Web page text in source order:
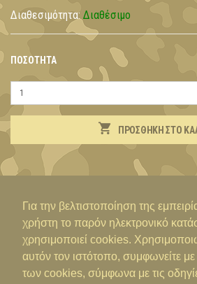
Για την βελτιστοποίηση της
χρήστη το παρόν ηλεκτρονικό
χρησιμοποιεί cookies.
αυτόν τον ιστότοπο, συμφωνείτε
των cookies, σύμφωνα με τις
Διαθεσιμότητα: Διαθέσιμο
ΠΟΣΌΤΗΤΑ
ΠΡΟΣΘΉΚΗ ΣΤΟ
ΠΕΡΙΓΡΑΦΉ
Λεπτή ανοξείδωτη λάμα 8,5 εκ, κυρτή.
και δαχτυλίδι ασφαλείας. Ενα μαχαίρι
για συλλογή μανιταριών. Made in France